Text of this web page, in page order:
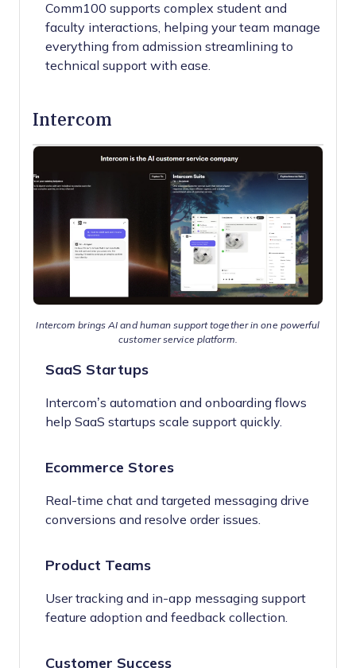
Comm100 supports complex student and
faculty interactions, helping your team manage
everything from admission streamlining to
technical support with ease.
Intercom
Intercom brings AI and human support together in one powerful
customer service platform.
SaaS Startups
Intercom’s automation and onboarding flows
help SaaS startups scale support quickly.
Ecommerce Stores
Real-time chat and targeted messaging drive
conversions and resolve order issues.
Product Teams
User tracking and in-app messaging support
feature adoption and feedback collection.
Customer Success